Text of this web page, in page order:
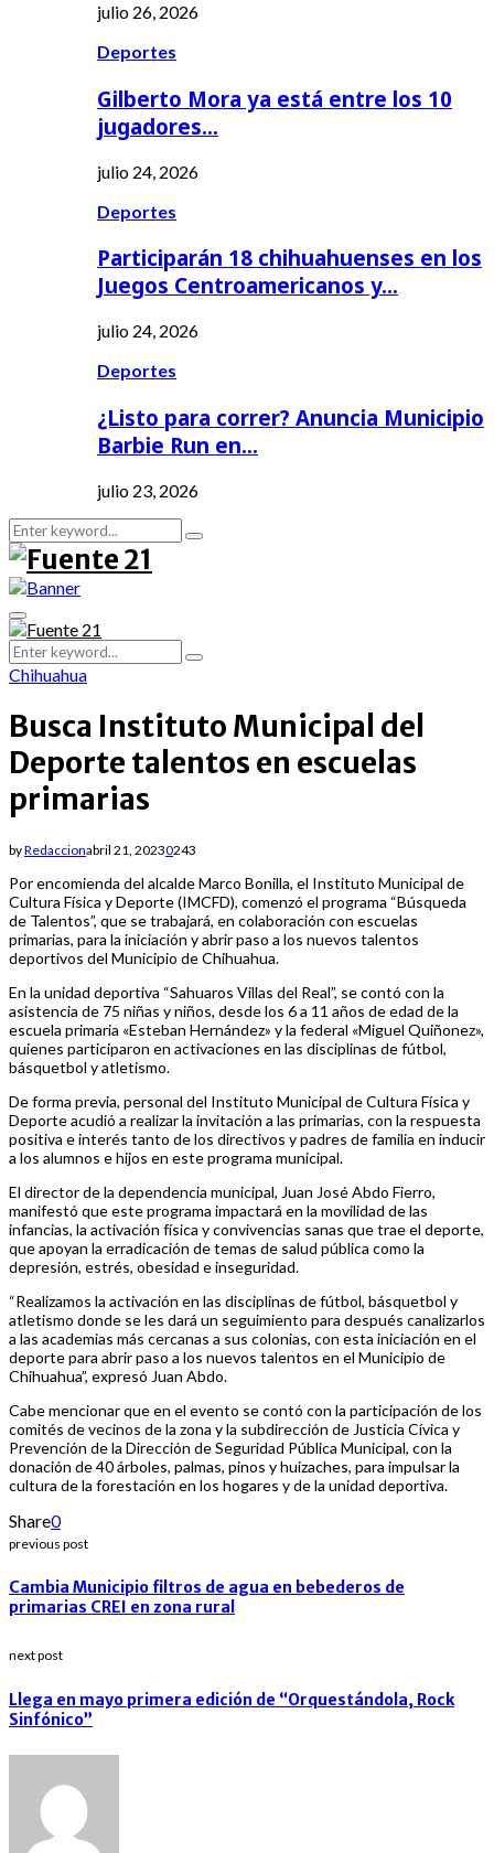
julio 26, 2026
Deportes
Gilberto Mora ya está entre los 10
jugadores…
julio 24, 2026
Deportes
Participarán 18 chihuahuenses en los
Juegos Centroamericanos y…
julio 24, 2026
Deportes
¿Listo para correr? Anuncia Municipio
Barbie Run en…
julio 23, 2026
Search
for:
Search
Primary
Menu
Search
for:
Search
Chihuahua
Busca Instituto Municipal del
Deporte talentos en escuelas
primarias
byRedaccionabril 21, 20230243
Por encomienda del alcalde Marco Bonilla, el Instituto Municipal de
Cultura Física y Deporte (IMCFD), comenzó el programa “Búsqueda
de Talentos”, que se trabajará, en colaboración con escuelas
primarias, para la iniciación y abrir paso a los nuevos talentos
deportivos del Municipio de Chihuahua.
En la unidad deportiva “Sahuaros Villas del Real”, se contó con la
asistencia de 75 niñas y niños, desde los 6 a 11 años de edad de la
escuela primaria «Esteban Hernández» y la federal «Miguel Quiñonez»,
quienes participaron en activaciones en las disciplinas de fútbol,
básquetbol y atletismo.
De forma previa, personal del Instituto Municipal de Cultura Física y
Deporte acudió a realizar la invitación a las primarias, con la respuesta
positiva e interés tanto de los directivos y padres de familia en inducir
a los alumnos e hijos en este programa municipal.
El director de la dependencia municipal, Juan José Abdo Fierro,
manifestó que este programa impactará en la movilidad de las
infancias, la activación física y convivencias sanas que trae el deporte,
que apoyan la erradicación de temas de salud pública como la
depresión, estrés, obesidad e inseguridad.
“Realizamos la activación en las disciplinas de fútbol, básquetbol y
atletismo donde se les dará un seguimiento para después canalizarlos
a las academias más cercanas a sus colonias, con esta iniciación en el
deporte para abrir paso a los nuevos talentos en el Municipio de
Chihuahua”, expresó Juan Abdo.
Cabe mencionar que en el evento se contó con la participación de los
comités de vecinos de la zona y la subdirección de Justicia Cívica y
Prevención de la Dirección de Seguridad Pública Municipal, con la
donación de 40 árboles, palmas, pinos y huizaches, para impulsar la
cultura de la forestación en los hogares y de la unidad deportiva.
Share0
previous post
Cambia Municipio filtros de agua en bebederos de
primarias CREI en zona rural
next post
Llega en mayo primera edición de “Orquestándola, Rock
Sinfónico”